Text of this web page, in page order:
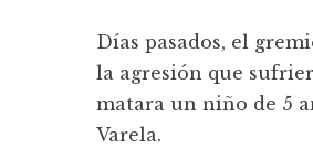
Días pasados, el
la agresión que
matara un niño de 5
Varela.